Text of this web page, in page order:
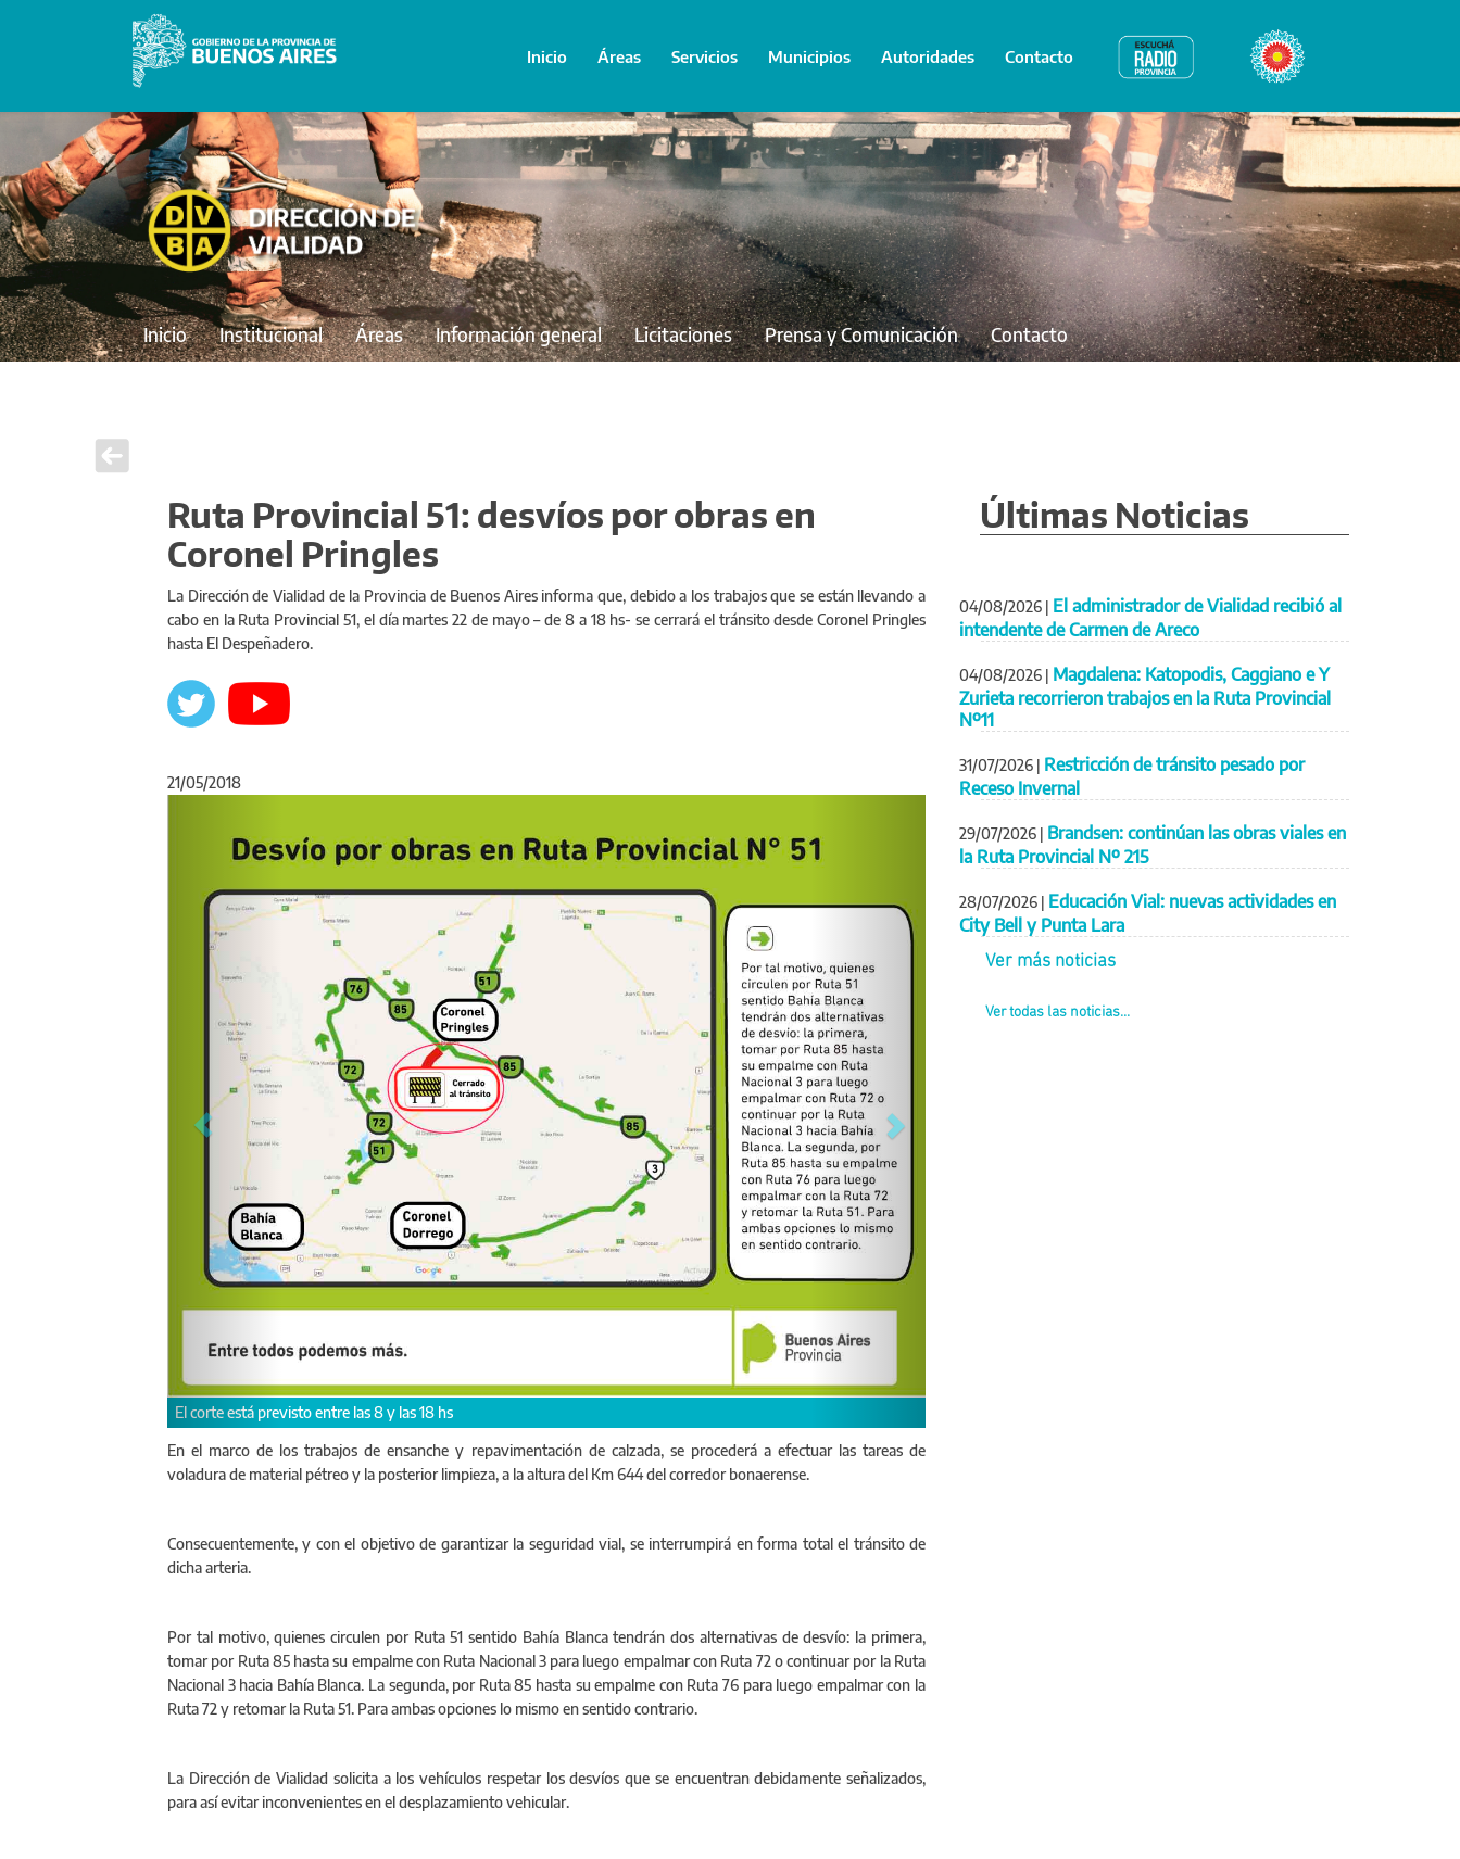
Inicio Áreas Servicios Municipios Autoridades Contacto Radio Provincia Bicentenario
Inicio Institucional Áreas Información general Licitaciones Prensa y Comunicación Contacto
Ruta Provincial 51: desvíos por obras en
Coronel Pringles
La Dirección de Vialidad de la Provincia de Buenos Aires informa que, debido a los trabajos que se están llevando a
cabo en la Ruta Provincial 51, el día martes 22 de mayo – de 8 a 18 hs- se cerrará el tránsito desde Coronel Pringles
hasta El Despeñadero.
21/05/2018
El corte está previsto entre las 8 y las 18 hs
En el marco de los trabajos de ensanche y repavimentación de calzada, se procederá a efectuar las tareas de
voladura de material pétreo y la posterior limpieza, a la altura del Km 644 del corredor bonaerense.
Consecuentemente, y con el objetivo de garantizar la seguridad vial, se interrumpirá en forma total el tránsito de
dicha arteria.
Por tal motivo, quienes circulen por Ruta 51 sentido Bahía Blanca tendrán dos alternativas de desvío: la primera,
tomar por Ruta 85 hasta su empalme con Ruta Nacional 3 para luego empalmar con Ruta 72 o continuar por la Ruta
Nacional 3 hacia Bahía Blanca. La segunda, por Ruta 85 hasta su empalme con Ruta 76 para luego empalmar con la
Ruta 72 y retomar la Ruta 51. Para ambas opciones lo mismo en sentido contrario.
La Dirección de Vialidad solicita a los vehículos respetar los desvíos que se encuentran debidamente señalizados,
para así evitar inconvenientes en el desplazamiento vehicular.
Últimas Noticias
04/08/2026 | El administrador de Vialidad recibió al
intendente de Carmen de Areco
04/08/2026 | Magdalena: Katopodis, Caggiano e Y
Zurieta recorrieron trabajos en la Ruta Provincial
Nº11
31/07/2026 | Restricción de tránsito pesado por
Receso Invernal
29/07/2026 | Brandsen: continúan las obras viales en
la Ruta Provincial Nº 215
28/07/2026 | Educación Vial: nuevas actividades en
City Bell y Punta Lara
Ver más noticias
Ver todas las noticias...